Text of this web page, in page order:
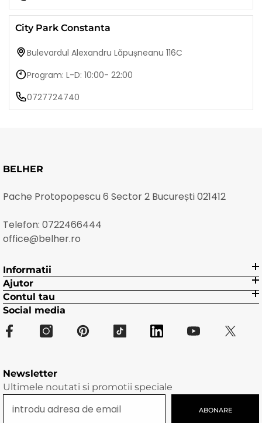
City Park Constanta
Bulevardul Alexandru Lăpușneanu 116C
Program: L-D: 10:00- 22:00
0727724740
BELHER
Pache Protopopescu 6 Sector 2 București 021412
Telefon: 0722466444
office@belher.ro
Informatii
Ajutor
Contul tau
Social media
Newsletter
Ultimele noutati si promotii speciale
ABONARE